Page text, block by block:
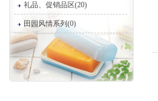
礼品、促销品区(20)
田园风情系列(0)